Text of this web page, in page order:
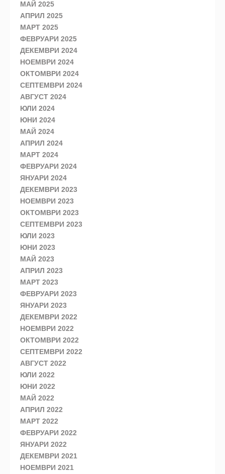
МАЙ 2025
АПРИЛ 2025
МАРТ 2025
ФЕВРУАРИ 2025
ДЕКЕМВРИ 2024
НОЕМВРИ 2024
ОКТОМВРИ 2024
СЕПТЕМВРИ 2024
АВГУСТ 2024
ЮЛИ 2024
ЮНИ 2024
МАЙ 2024
АПРИЛ 2024
МАРТ 2024
ФЕВРУАРИ 2024
ЯНУАРИ 2024
ДЕКЕМВРИ 2023
НОЕМВРИ 2023
ОКТОМВРИ 2023
СЕПТЕМВРИ 2023
ЮЛИ 2023
ЮНИ 2023
МАЙ 2023
АПРИЛ 2023
МАРТ 2023
ФЕВРУАРИ 2023
ЯНУАРИ 2023
ДЕКЕМВРИ 2022
НОЕМВРИ 2022
ОКТОМВРИ 2022
СЕПТЕМВРИ 2022
АВГУСТ 2022
ЮЛИ 2022
ЮНИ 2022
МАЙ 2022
АПРИЛ 2022
МАРТ 2022
ФЕВРУАРИ 2022
ЯНУАРИ 2022
ДЕКЕМВРИ 2021
НОЕМВРИ 2021